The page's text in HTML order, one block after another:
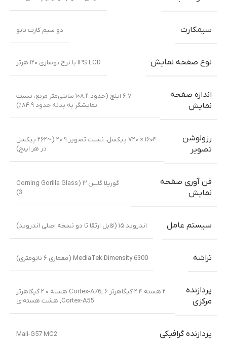
سیمکارت دو سیم کارت نانو
نوع صفحه نمایش IPS LCD با نرخ نوسازی ۱۲۰ هرتز
اندازه صفحه
نمایش
۶.۷ اینچ (حدود ۱۰۸.۲ سانتی‌متر مربع، نسبت
نمایشگر به بدنه حدود ۸۴.۹٪)
رزولوشن
تصویر
۱۶۰۴ × ۷۲۰ پیکسل، نسبت تصویر ۲۰:۹ (~۲۶۲ پیکسل
در هر اینچ)
فن آوری صفحه
نمایش
گوریلا گلس ۳ (Corning Gorilla Glass
3)
سیستم عامل اندروید ۱۵ (قابل ارتقا تا دو نسخه اصلی اندروید)
تراشه MediaTek Dimensity 6300 (معماری ۶ نانومتری)
پردازنده
مرکزی
۲ هسته ۲.۴ گیگاهرتز Cortex-A76 ,
۶ هسته ۲.۰ گیگاهرتز
Cortex-A55
, هشت هسته‌ای
پردازنده گرافیکی Mali-G57 MC2